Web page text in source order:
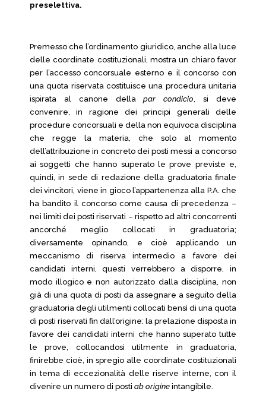
preselettiva.
Premesso che l’ordinamento giuridico, anche alla luce
delle coordinate costituzionali, mostra un chiaro favor
per l’accesso concorsuale esterno e il concorso con
una quota riservata costituisce una procedura unitaria
ispirata al canone dellapar condicio, si deve
convenire, in ragione dei principi generali delle
procedure concorsuali e della non equivoca disciplina
che regge la materia, che solo al momento
dell’attribuzione in concreto dei posti messi a concorso
ai soggetti che hanno superato le prove previste e,
quindi, in sede di redazione della graduatoria finale
dei vincitori, viene in gioco l’appartenenza alla P.A. che
ha bandito il concorso come causa di precedenza –
nei limiti dei posti riservati – rispetto ad altri concorrenti
ancorché meglio collocati in graduatoria;
diversamente opinando, e cioè applicando un
meccanismo di riserva intermedio a favore dei
candidati interni, questi verrebbero a disporre, in
modo illogico e non autorizzato dalla disciplina, non
già di una quota di posti da assegnare a seguito della
graduatoria degli utilmenti collocati bensì di una quota
di posti riservati fin dall’origine: la prelazione disposta in
favore dei candidati interni che hanno superato tutte
le prove, collocandosi utilmente in graduatoria,
finirebbe cioè, in spregio alle coordinate costituzionali
in tema di eccezionalità delle riserve interne, con il
divenire un numero di posti ab origine intangibile.